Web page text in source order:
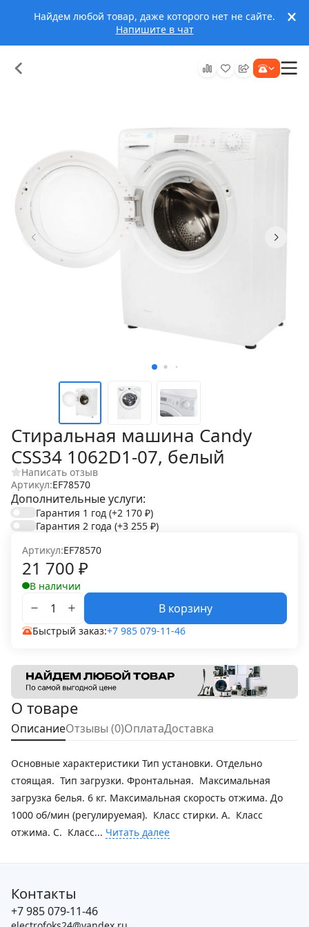
Найдем любой товар, даже которого нет не сайте.
Напишите в чат
Стиральная машина Candy
CSS34 1062D1-07, белый
Написать отзыв
Артикул:EF78570
Дополнительные услуги:
Гарантия 1 год (+2 170 ₽)
Гарантия 2 года (+3 255 ₽)
Артикул:EF78570
21 700 ₽
В наличии
В корзину
Быстрый заказ:+7 985 079-11-46
О товаре
ОписаниеОтзывы (0)ОплатаДоставка
Основные характеристики Тип установки. Отдельно
стоящая. Тип загрузки. Фронтальная. Максимальная
загрузка белья. 6 кг. Максимальная скорость отжима. До
1000 об/мин (регулируемая). Класс стирки. A. Класс
отжима. C. Класс... Читать далее
Контакты
+7 985 079-11-46